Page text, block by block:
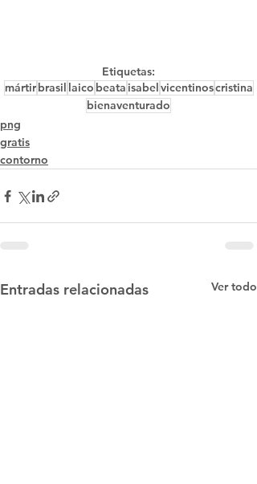
Etiquetas:
mártirbrasil laico beata isabelvicentinoscristina
bienaventurado
png
gratis
contorno
Entradas relacionadas Ver todo